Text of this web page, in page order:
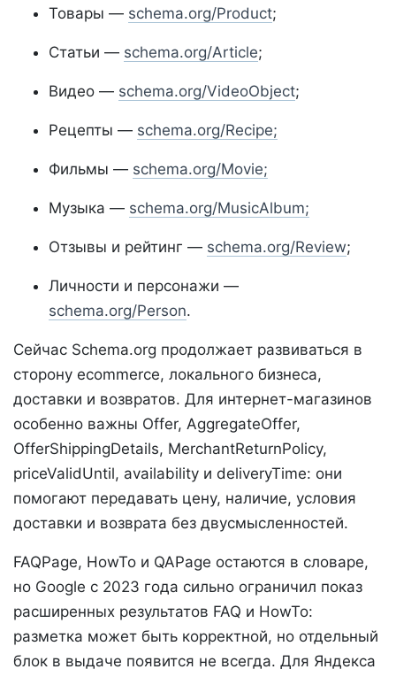
Товары — schema.org/Product;
Статьи — schema.org/Article;
Видео — schema.org/VideoObject;
Рецепты — schema.org/Recipe;
Фильмы — schema.org/Movie;
Музыка — schema.org/MusicAlbum;
Отзывы и рейтинг — schema.org/Review;
Личности и персонажи —
schema.org/Person.
Сейчас Schema.org продолжает развиваться в
сторону ecommerce, локального бизнеса,
доставки и возвратов. Для интернет-магазинов
особенно важны Offer, AggregateOffer,
OfferShippingDetails, MerchantReturnPolicy,
priceValidUntil, availability и deliveryTime: они
помогают передавать цену, наличие, условия
доставки и возврата без двусмысленностей.
FAQPage, HowTo и QAPage остаются в словаре,
но Google с 2023 года сильно ограничил показ
расширенных результатов FAQ и HowTo:
разметка может быть корректной, но отдельный
блок в выдаче появится не всегда. Для Яндекса